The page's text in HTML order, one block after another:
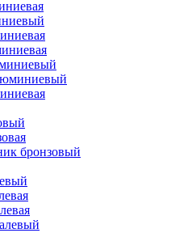
бронзовый